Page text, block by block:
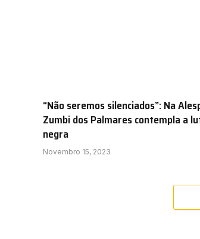
“Não seremos silenciados”: Na
Zumbi dos Palmares contempla a
negra
Novembro 15, 2023